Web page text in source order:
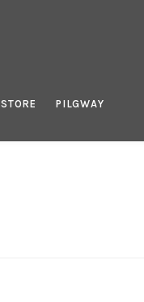
STORE PILGWAY